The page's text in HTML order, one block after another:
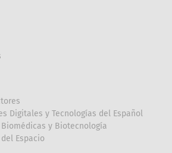
Digitales y Tecnologías del Español
Biomédicas y Biotecnología
Espacio